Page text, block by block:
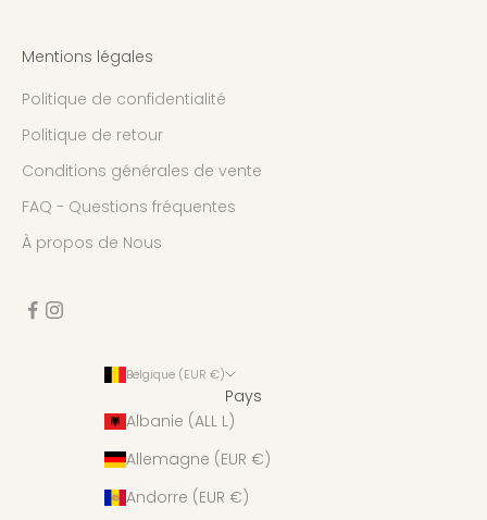
Mentions légales
Politique de confidentialité
Politique de retour
Conditions générales de vente
FAQ - Questions fréquentes
À propos de Nous
Belgique (EUR €)
Pays
Albanie (ALL L)
Allemagne (EUR €)
Andorre (EUR €)